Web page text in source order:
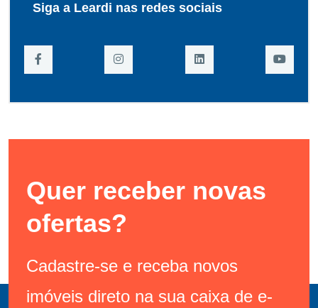
Siga a Leardi nas redes sociais
Quer receber novas
ofertas?
Cadastre-se e receba novos
imóveis direto na sua caixa de e-